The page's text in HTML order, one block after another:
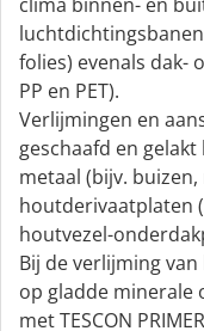
clima binnen- en
luchtdichtingsbanen
folies) evenals dak-
PP en PET).
Verlijmingen en
geschaafd en
metaal (bijv.
houtderivaatplaten
houtvezel-
Bij de verlijming
op gladde minerale
met TESCON